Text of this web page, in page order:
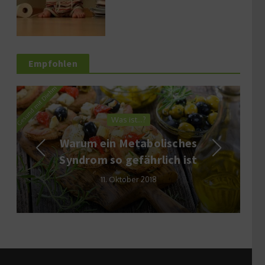
Empfohlen
Was ist…?
Warum ein Metabolisches
Syndrom so gefährlich ist
11. Oktober 2018